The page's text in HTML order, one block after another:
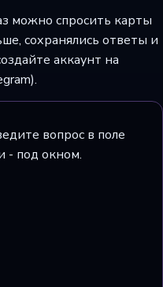
можно спросить карты
сохранялись ответы и
аккаунт на
вопрос в поле
- под окном.